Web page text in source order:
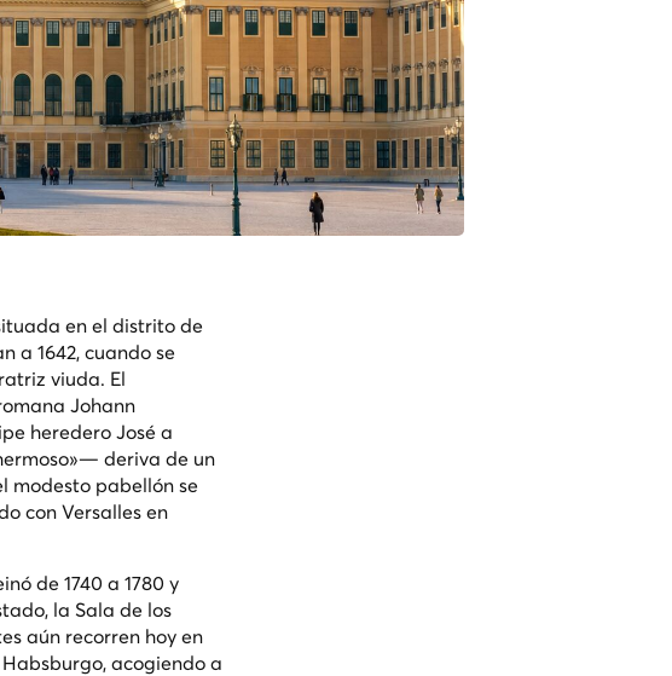
en el distrito de
a 1642, cuando se
viuda. El
Johann
heredero José a
deriva de un
modesto pabellón se
con Versalles en
de 1740 a 1780 y
la Sala de los
aún recorren hoy en
acogiendo a